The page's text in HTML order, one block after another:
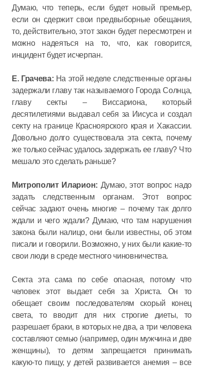
Думаю, что теперь, если будет новый премьер,
если он сдержит свои предвыборные обещания,
то, действительно, этот закон будет пересмотрен и
можно надеяться на то, что, как говорится,
инцидент будет исчерпан.
Е. Грачева: На этой неделе следственные органы
задержали главу так называемого Города Солнца,
главу секты – Виссариона, который
десятилетиями выдавал себя за Иисуса и создал
секту на границе Красноярского края и Хакассии.
Довольно долго существовала эта секта, почему
же только сейчас удалось задержать ее главу? Что
мешало это сделать раньше?
Митрополит Иларион: Думаю, этот вопрос надо
задать следственным органам. Этот вопрос
сейчас задают очень многие – почему так долго
ждали и чего ждали? Думаю, что там нарушения
закона были налицо, они были известны, об этом
писали и говорили. Возможно, у них были какие-то
свои люди в среде местного чиновничества.
Секта эта сама по себе опасная, потому что
человек этот выдает себя за Христа. Он то
обещает своим последователям скорый конец
света, то вводит для них строгие диеты, то
разрешает браки, в которых не два, а три человека
составляют семью (например, один мужчина и две
женщины), то детям запрещается принимать
какую-то пищу, у детей развивается анемия – все